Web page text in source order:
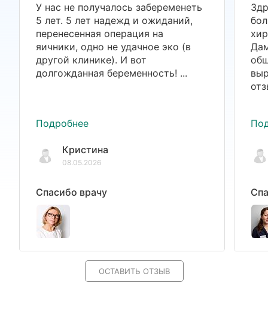
У нас не получалось забеременеть
5 лет. 5 лет надежд и ожиданий,
перенесенная операция на
яичники, одно не удачное эко (в
другой клинике). И вот
долгожданная беременность! ...
Подробнее
Кристина
08.05.2026
Спасибо врачу
ОСТАВИТЬ ОТЗЫВ